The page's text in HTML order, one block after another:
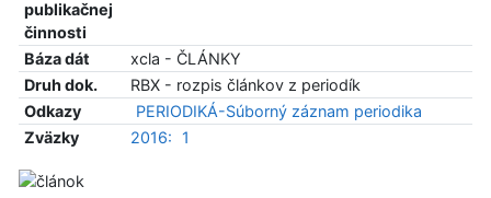
publikačnej
činnosti
Báza dát
xcla - ČLÁNKY
Druh dok.
RBX - rozpis článkov z periodík
Odkazy
PERIODIKÁ-Súborný záznam periodika
Zväzky
2016: 1